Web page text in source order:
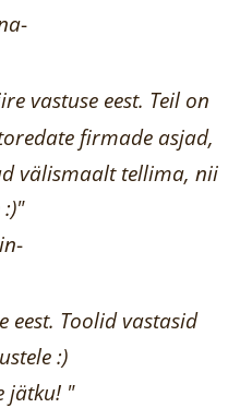
-
vastuse eest. Teil on
firmade asjad,
välismaalt tellima, nii
:)"
-
eest. Toolid vastasid
:)
jätku! "